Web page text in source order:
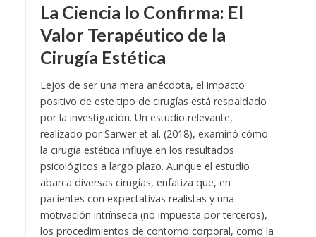
La Ciencia lo Confirma: El
Valor Terapéutico de la
Cirugía Estética
Lejos de ser una mera anécdota, el impacto
positivo de este tipo de cirugías está respaldado
por la investigación. Un estudio relevante,
realizado por Sarwer et al. (2018), examinó cómo
la cirugía estética influye en los resultados
psicológicos a largo plazo. Aunque el estudio
abarca diversas cirugías, enfatiza que, en
pacientes con expectativas realistas y una
motivación intrínseca (no impuesta por terceros),
los procedimientos de contorno corporal, como la